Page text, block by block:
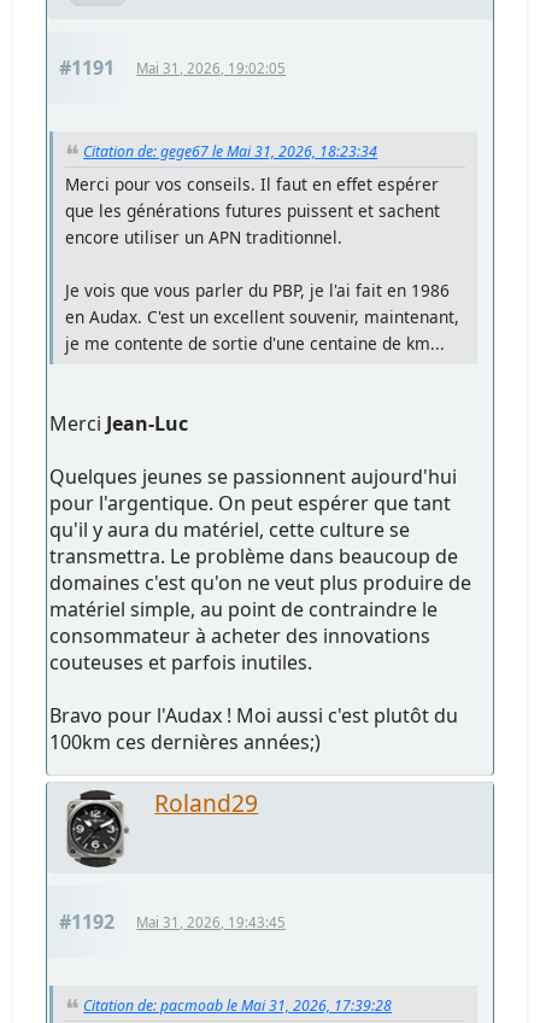
#1191 Mai 31, 2026, 19:02:05
Citation de: gege67 le Mai 31, 2026, 18:23:34
Merci pour vos conseils. Il faut en effet espérer
que les générations futures puissent et sachent
encore utiliser un APN traditionnel.
Je vois que vous parler du PBP, je l'ai fait en 1986
en Audax. C'est un excellent souvenir, maintenant,
je me contente de sortie d'une centaine de km...
Merci Jean-Luc
Quelques jeunes se passionnent aujourd'hui
pour l'argentique. On peut espérer que tant
qu'il y aura du matériel, cette culture se
transmettra. Le problème dans beaucoup de
domaines c'est qu'on ne veut plus produire de
matériel simple, au point de contraindre le
consommateur à acheter des innovations
couteuses et parfois inutiles.
Bravo pour l'Audax ! Moi aussi c'est plutôt du
100km ces dernières années;)
Roland29
#1192 Mai 31, 2026, 19:43:45
Citation de: pacmoab le Mai 31, 2026, 17:39:28